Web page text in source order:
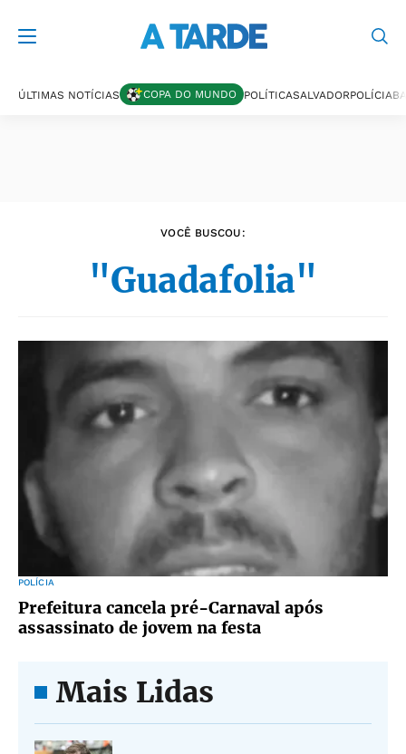
ÚLTIMAS NOTÍCIAS COPA DO MUNDO POLÍTICASALVADORPOLÍCIA
VOCÊ BUSCOU:
"Guadafolia"
POLÍCIA
Prefeitura cancela pré-Carnaval após
assassinato de jovem na festa
Mais Lidas